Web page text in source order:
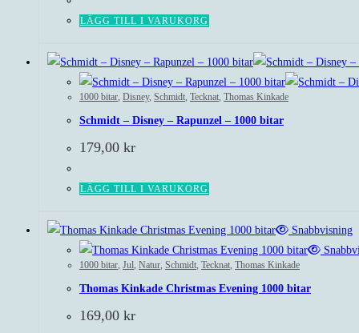
LÄGG TILL I VARUKORG
1000 bitar Disney, Schmidt Tecknat Thomas Kinkade
Schmidt – Disney – Rapunzel – 1000 bitar
179,00 kr
LÄGG TILL I VARUKORG
Snabbvisning
1000 bitar Jul Natur Schmidt Tecknat Thomas Kinkade
Thomas Kinkade Christmas Evening 1000 bitar
169,00 kr